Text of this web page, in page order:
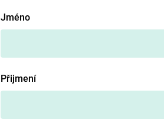
Jméno
Přijmení